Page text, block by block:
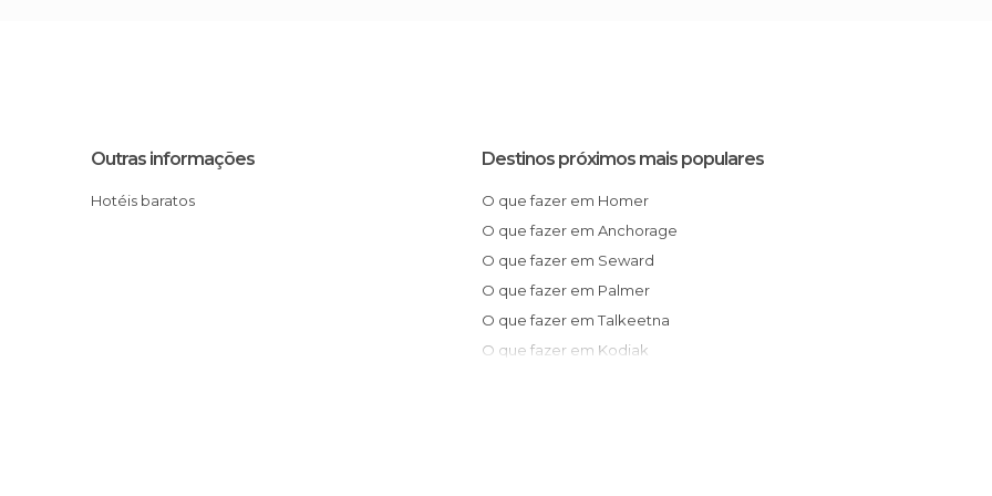
Outras informações
Hotéis baratos
Destinos próximos mais populares
O que fazer em Homer
O que fazer em Anchorage
O que fazer em Seward
O que fazer em Palmer
O que fazer em Talkeetna
O que fazer em Kodiak